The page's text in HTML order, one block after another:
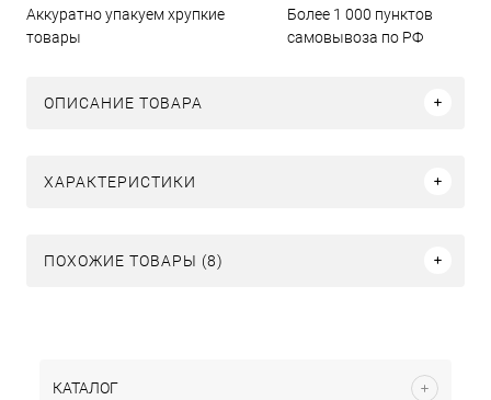
Аккуратно упакуем хрупкие
товары
Более 1 000 пунктов
самовывоза по РФ
ОПИСАНИЕ ТОВАРА
ХАРАКТЕРИСТИКИ
ПОХОЖИЕ ТОВАРЫ (8)
КАТАЛОГ